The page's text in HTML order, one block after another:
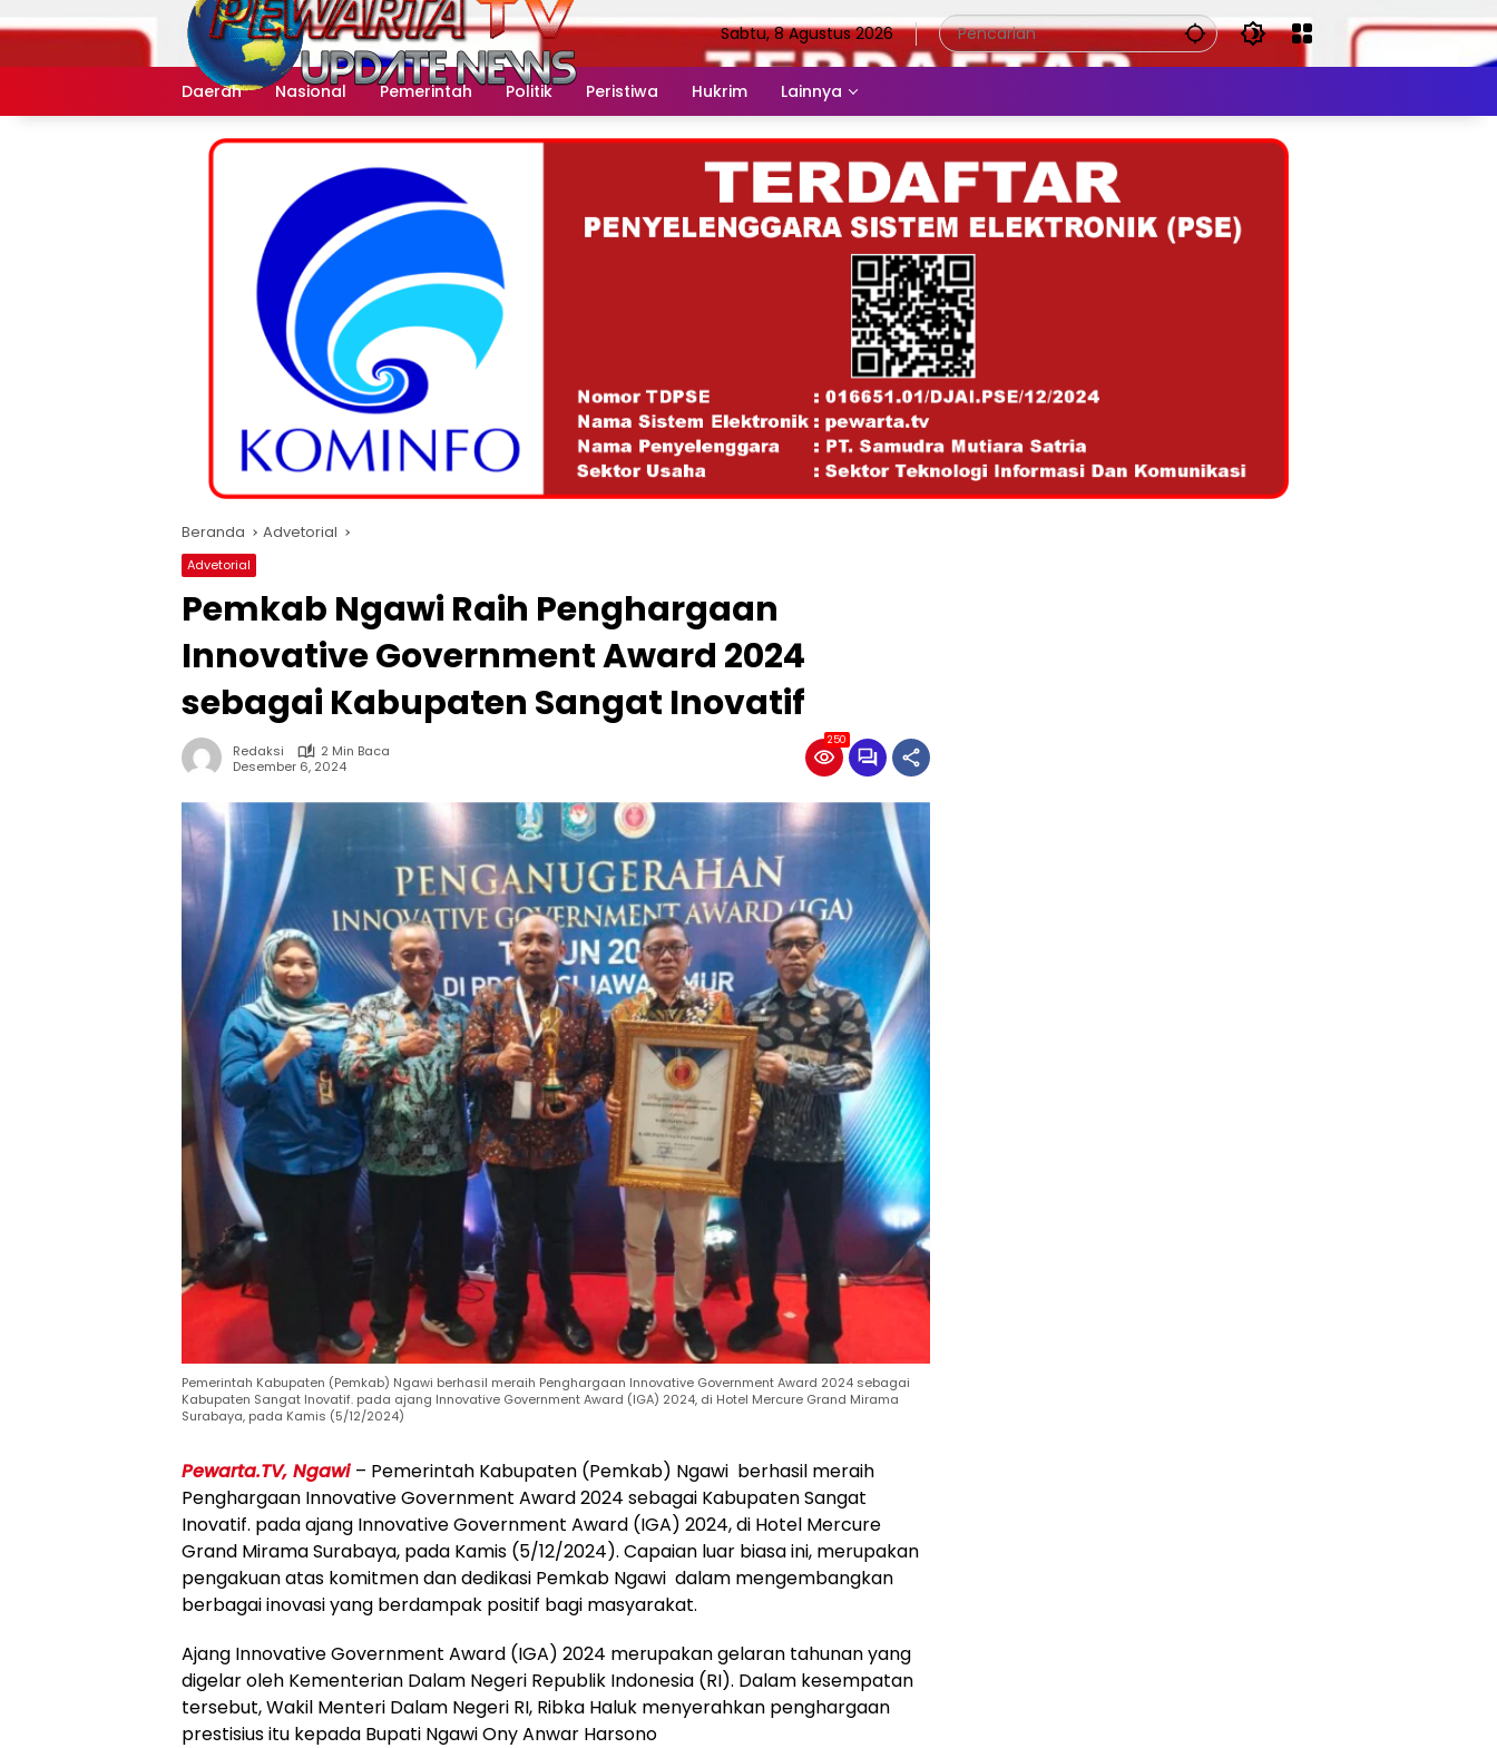
ke
Sabtu, 8 Agustus 2026
Daerah Nasional Pemerintah Politik Peristiwa Hukrim Lainnya
Beranda Advetorial
Advetorial
Pemkab Ngawi Raih Penghargaan
Innovative Government Award 2024
sebagai Kabupaten Sangat Inovatif
Redaksi
2 Min Baca
Desember 6, 2024
250
Pemerintah Kabupaten (Pemkab) Ngawi berhasil meraih Penghargaan Innovative Government Award 2024 sebagai
Kabupaten Sangat Inovatif. pada ajang Innovative Government Award (IGA) 2024, di Hotel Mercure Grand Mirama
Surabaya, pada Kamis (5/12/2024)
Pewarta.TV, Ngawi – Pemerintah Kabupaten (Pemkab) Ngawi berhasil meraih
Penghargaan Innovative Government Award 2024 sebagai Kabupaten Sangat
Inovatif. pada ajang Innovative Government Award (IGA) 2024, di Hotel Mercure
Grand Mirama Surabaya, pada Kamis (5/12/2024). Capaian luar biasa ini, merupakan
pengakuan atas komitmen dan dedikasi Pemkab Ngawi dalam mengembangkan
berbagai inovasi yang berdampak positif bagi masyarakat.
Ajang Innovative Government Award (IGA) 2024 merupakan gelaran tahunan yang
digelar oleh Kementerian Dalam Negeri Republik Indonesia (RI). Dalam kesempatan
tersebut, Wakil Menteri Dalam Negeri RI, Ribka Haluk menyerahkan penghargaan
prestisius itu kepada Bupati Ngawi Ony Anwar Harsono